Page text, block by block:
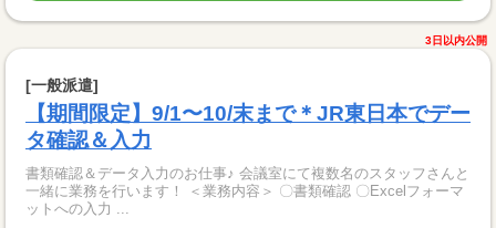
3日以内公開
[一般派遣]
【期間限定】9/1〜10/末まで＊JR東日本でデー
タ確認＆入力
書類確認＆データ入力のお仕事♪ 会議室にて複数名のスタッフさんと
一緒に業務を行います！ ＜業務内容＞ 〇書類確認 〇Excelフォーマ
ットへの入力 ...